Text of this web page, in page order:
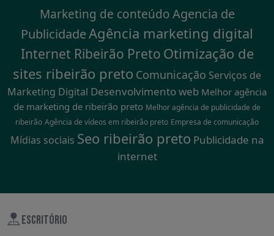
Marketing de conteúdoAgencia de
PublicidadeAgência marketing digital
Internet Ribeirão Preto Otimização de
sites ribeirão preto Comunicação Serviços de
Marketing Digital Desenvolvimento web Melhor agência
de marketing de ribeirão preto Melhor agência de publicidade de
ribeirão Agência de vídeos em ribeirão preto Empresa de comunicação
Mídias sociais Seo ribeirão preto Publicidade na
internet
ESCRITÓRIO